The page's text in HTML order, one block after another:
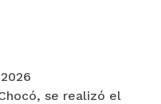
se realizó el